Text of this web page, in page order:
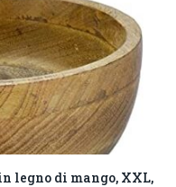
legno di mango, XXL,